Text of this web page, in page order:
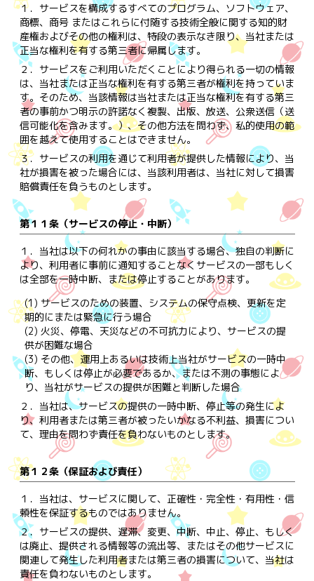
１． サービスを構成するすべてのプログラム、ソフトウェア、
商標、商号 またはこれらに付随する技術全般に関する知的財
産権およびその他の権利は、特段の表示なき限り、当社または
正当な権利を有する第三者に帰属します。
２． サービスをご利用いただくことにより得られる一切の情報
は、当社または正当な権利を有する第三者が権利を持っていま
す。そのため、当該情報は当社または正当な権利を有する第三
者の事前かつ明示の許諾なく複製、出版、放送、公衆送信（送
信可能化を含みます。）、その他方法を問わず、私的使用の範
囲を越えて使用することはできません。
３． サービスの利用を通じて利用者が提供した情報により、当
社が損害を被った場合には、当該利用者は、当社に対して損害
賠償責任を負うものとします。
第１１条（サービスの停止・中断）
１． 当社は以下の何れかの事由に該当する場合、独自の判断に
より、利用者に事前に通知することなくサービスの一部もしく
は全部を一時中断、または停止することがあります。
(1) サービスのための装置、システムの保守点検、更新を定
期的にまたは緊急に行う場合
(2) 火災、停電、天災などの不可抗力により、サービスの提
供が困難な場合
(3) その他、運用上あるいは技術上当社がサービスの一時中
断、もしくは停止が必要であるか、または不測の事態によ
り、当社がサービスの提供が困難と判断した場合
２． 当社は、サービスの提供の一時中断、停止等の発生によ
り、利用者または第三者が被ったいかなる不利益、損害につい
て、理由を問わず責任を負わないものとします。
第１２条（保証および責任）
１． 当社は、サービスに関して、正確性・完全性・有用性・信
頼性を保証するものではありません。
２． サービスの提供、遅滞、変更、中断、中止、停止、もしく
は廃止、提供される情報等の流出等、またはその他サービスに
関連して発生した利用者または第三者の損害について、当社は
責任を負わないものとします。